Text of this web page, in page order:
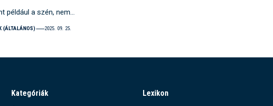
például a szén, nem…
(ÁLTALÁNOS) 2025. 09. 25.
Kategóriák Lexikon